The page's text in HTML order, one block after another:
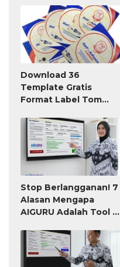
Download 36
Template Gratis
Format Label Tom
Word
Stop Berlangganan! 7
Alasan Mengapa
AIGURU Adalah Tool AI
Worth It (Bayar 79
Ribu, Untung Seumur